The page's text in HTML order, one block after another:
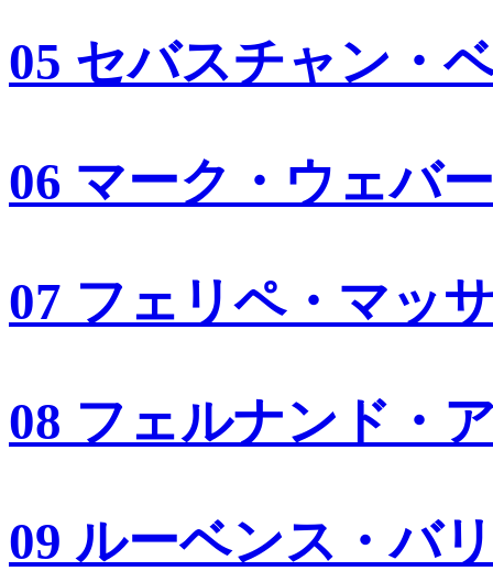
05 セバスチャン・
06 マーク・ウェバー
07 フェリペ・マッ
08 フェルナンド・
09 ルーベンス・バ